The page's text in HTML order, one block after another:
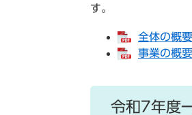
す。
全体の概
事業の概
令和7年度